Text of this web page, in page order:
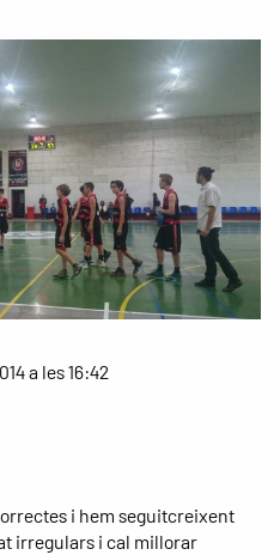
a les 16:42
i hem seguitcreixent
irregulars i cal millorar